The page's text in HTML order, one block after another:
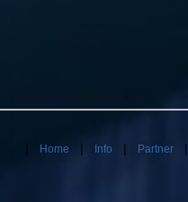
| Home | Info | Partner